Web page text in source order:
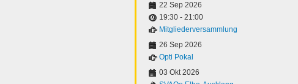
22 Sep 2026
19:30 - 21:00
Mitgliederversammlung
26 Sep 2026
Opti Pokal
03 Okt 2026